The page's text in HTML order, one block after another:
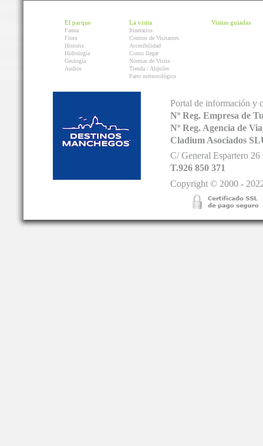
El parque
Fauna
Flora
Historia
Hidrología
Geología
Audios
La visita
Itinerarios
Centros de Visitantes
Accesibilidad
Como llegar
Normas de Visita
Tienda / Alquiler
Parte meteorológico
Visitas guiadas
Portal de información y
Nº Reg. Empresa de
Nº Reg. Agencia de
Cladium Asociados
C/ General Espartero
T.926 850 371
Copyright © 2000 -